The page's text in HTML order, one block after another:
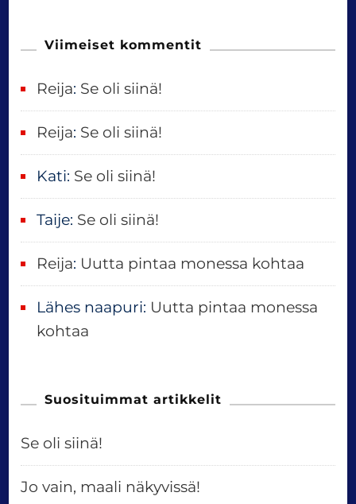
n Viimeiset kommentit
Reija: Se oli siinä!
Reija: Se oli siinä!
Kati: Se oli siinä!
Taije: Se oli siinä!
Reija: Uutta pintaa monessa kohtaa
Lähes naapuri: Uutta pintaa monessa
kohtaa
Suosituimmat artikkelit
Se oli siinä!
Jo vain, maali näkyvissä!